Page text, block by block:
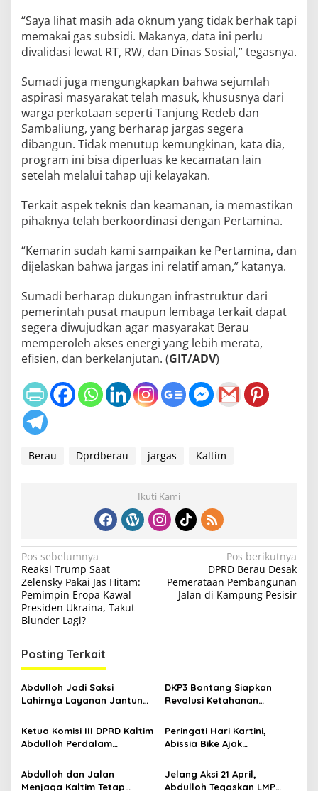
“Saya lihat masih ada oknum yang tidak berhak tapi
memakai gas subsidi. Makanya, data ini perlu
divalidasi lewat RT, RW, dan Dinas Sosial,” tegasnya.
Sumadi juga mengungkapkan bahwa sejumlah
aspirasi masyarakat telah masuk, khususnya dari
warga perkotaan seperti Tanjung Redeb dan
Sambaliung, yang berharap jargas segera
dibangun. Tidak menutup kemungkinan, kata dia,
program ini bisa diperluas ke kecamatan lain
setelah melalui tahap uji kelayakan.
Terkait aspek teknis dan keamanan, ia memastikan
pihaknya telah berkoordinasi dengan Pertamina.
“Kemarin sudah kami sampaikan ke Pertamina, dan
dijelaskan bahwa jargas ini relatif aman,” katanya.
Sumadi berharap dukungan infrastruktur dari
pemerintah pusat maupun lembaga terkait dapat
segera diwujudkan agar masyarakat Berau
memperoleh akses energi yang lebih merata,
efisien, dan berkelanjutan. (GIT/ADV)
Berau Dprdberau jargas Kaltim
Ikuti Kami
N
a
v
i
a
s
i
o
Pos sebelumnya
Reaksi Trump Saat
Zelensky Pakai Jas Hitam:
Pemimpin Eropa Kawal
Presiden Ukraina, Takut
Blunder Lagi?
Pos berikutnya
DPRD Berau Desak
Pemerataan Pembangunan
Jalan di Kampung Pesisir
Posting Terkait
Abdulloh Jadi Saksi
Lahirnya Layanan Jantung
Jawaban Kebutuhan
Rakyat
DKP3 Bontang Siapkan
Revolusi Ketahanan
Smartani Jadi Senjata
Ketua Komisi III DPRD Kaltim
Abdulloh Perdalam
Bangku Doktoral
Peringati Hari Kartini,
Abissia Bike Ajak
Sambil Berkebaya
Abdulloh dan Jalan
Menjaga Kaltim Tetap
Jelang Aksi 21 April,
Abdulloh Tegaskan LMP